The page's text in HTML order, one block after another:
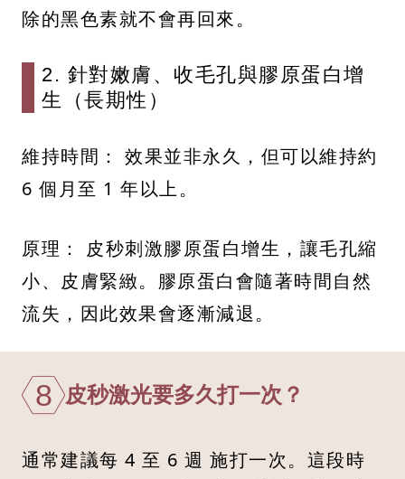
除的黑色素就不會再回來。
2. 針對嫩膚、收毛孔與膠原蛋白增
生（長期性）
維持時間： 效果並非永久，但可以維持約
6 個月至 1 年以上。
原理： 皮秒刺激膠原蛋白增生，讓毛孔縮
小、皮膚緊緻。膠原蛋白會隨著時間自然
流失，因此效果會逐漸減退。
8 皮秒激光要多久打一次？
通常建議每 4 至 6 週 施打一次。這段時